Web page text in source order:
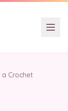
a Crochet